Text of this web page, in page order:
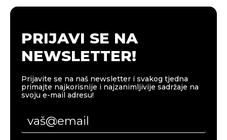
PRIJAVI SE NA
NEWSLETTER!
Prijavite se na naš newsletter i svakog tjedna
primajte najkorisnije i najzanimljivije sadržaje na
svoju e-mail adresu!